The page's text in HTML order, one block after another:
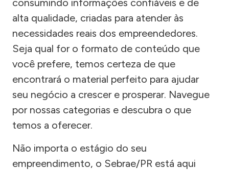
consumindo informações confiáveis e de
alta qualidade, criadas para atender às
necessidades reais dos empreendedores.
Seja qual for o formato de conteúdo que
você prefere, temos certeza de que
encontrará o material perfeito para ajudar
seu negócio a crescer e prosperar. Navegue
por nossas categorias e descubra o que
temos a oferecer.
Não importa o estágio do seu
empreendimento, o Sebrae/PR está aqui